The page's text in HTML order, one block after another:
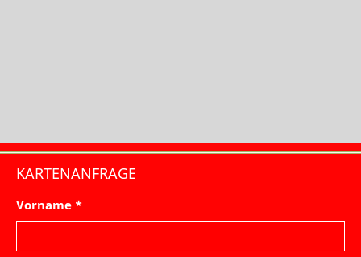
KARTENANFRAGE
Vorname *